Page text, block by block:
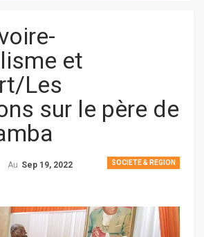
et
Les
sur le père de
SOCIETE & REGION
Au Sep 19, 2022